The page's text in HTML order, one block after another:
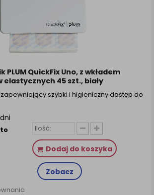
PLUM QuickFix Uno, z wkładem
elastycznych 45 szt., biały
szybki i higieniczny dostęp do
Dodaj do koszyka
Zobacz